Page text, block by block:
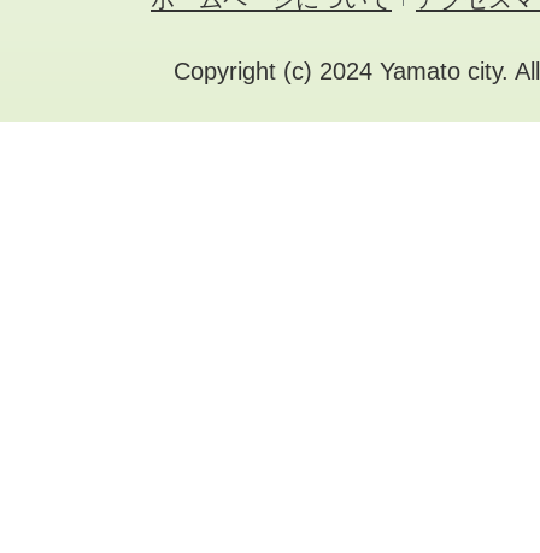
Copyright (c) 2024 Yamato city.